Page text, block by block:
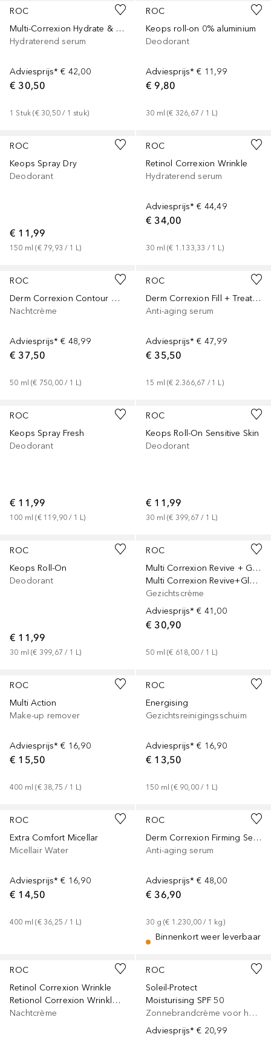
ROC
Multi-Correxion Hydrate & Plump night serum
Hydraterend serum
Adviesprijs* € 42,00
€ 30,50
1 Stuk (€ 30,50 / 1 stuk)
ROC
Keops roll-on 0% aluminium
Deodorant
Adviesprijs* € 11,99
€ 9,80
30 ml (€ 326,67 / 1 L)
ROC
Keops Spray Dry
Deodorant
€ 11,99
150 ml (€ 79,93 / 1 L)
ROC
Retinol Correxion Wrinkle
Hydraterend serum
Adviesprijs* € 44,49
€ 34,00
30 ml (€ 1.133,33 / 1 L)
ROC
Derm Correxion Contour Cream
Nachtcrème
Adviesprijs* € 48,99
€ 37,50
50 ml (€ 750,00 / 1 L)
ROC
Derm Correxion Fill + Treat Serum
Anti-aging serum
Adviesprijs* € 47,99
€ 35,50
15 ml (€ 2.366,67 / 1 L)
ROC
Keops Spray Fresh
Deodorant
€ 11,99
100 ml (€ 119,90 / 1 L)
ROC
Keops Roll-On Sensitive Skin
Deodorant
€ 11,99
30 ml (€ 399,67 / 1 L)
ROC
Keops Roll-On
Deodorant
€ 11,99
30 ml (€ 399,67 / 1 L)
ROC
Multi Correxion Revive + Glow
Multi Correxion Revive+Glow Anti-Aging Unifying Rich
Gezichtscrème
Adviesprijs* € 41,00
€ 30,90
50 ml (€ 618,00 / 1 L)
ROC
Multi Action
Make-up remover
Adviesprijs* € 16,90
€ 15,50
400 ml (€ 38,75 / 1 L)
ROC
Energising
Gezichtsreinigingsschuim
Adviesprijs* € 16,90
€ 13,50
150 ml (€ 90,00 / 1 L)
ROC
Extra Comfort Micellar
Micellair Water
Adviesprijs* € 16,90
€ 14,50
400 ml (€ 36,25 / 1 L)
ROC
Derm Correxion Firming Serum Stick
Anti-aging serum
Adviesprijs* € 48,00
€ 36,90
30 g (€ 1.230,00 / 1 kg)
Binnenkort weer leverbaar
ROC
Retinol Correxion Wrinkle
Retionol Correxion Wrinkle Correct
Nachtcrème
ROC
Soleil-Protect
Moisturising SPF 50
Zonnebrandcrème voor het lichaam
Adviesprijs* € 20,99